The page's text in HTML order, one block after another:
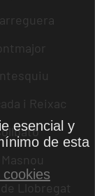
i Reixac
Llobregat
esencial y
de esta